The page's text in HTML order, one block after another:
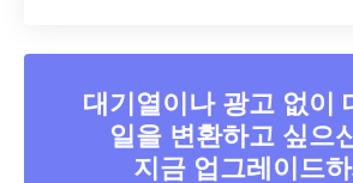
대기열이나 광고 없이
일을 변환하고 싶으
지금 업그레이드